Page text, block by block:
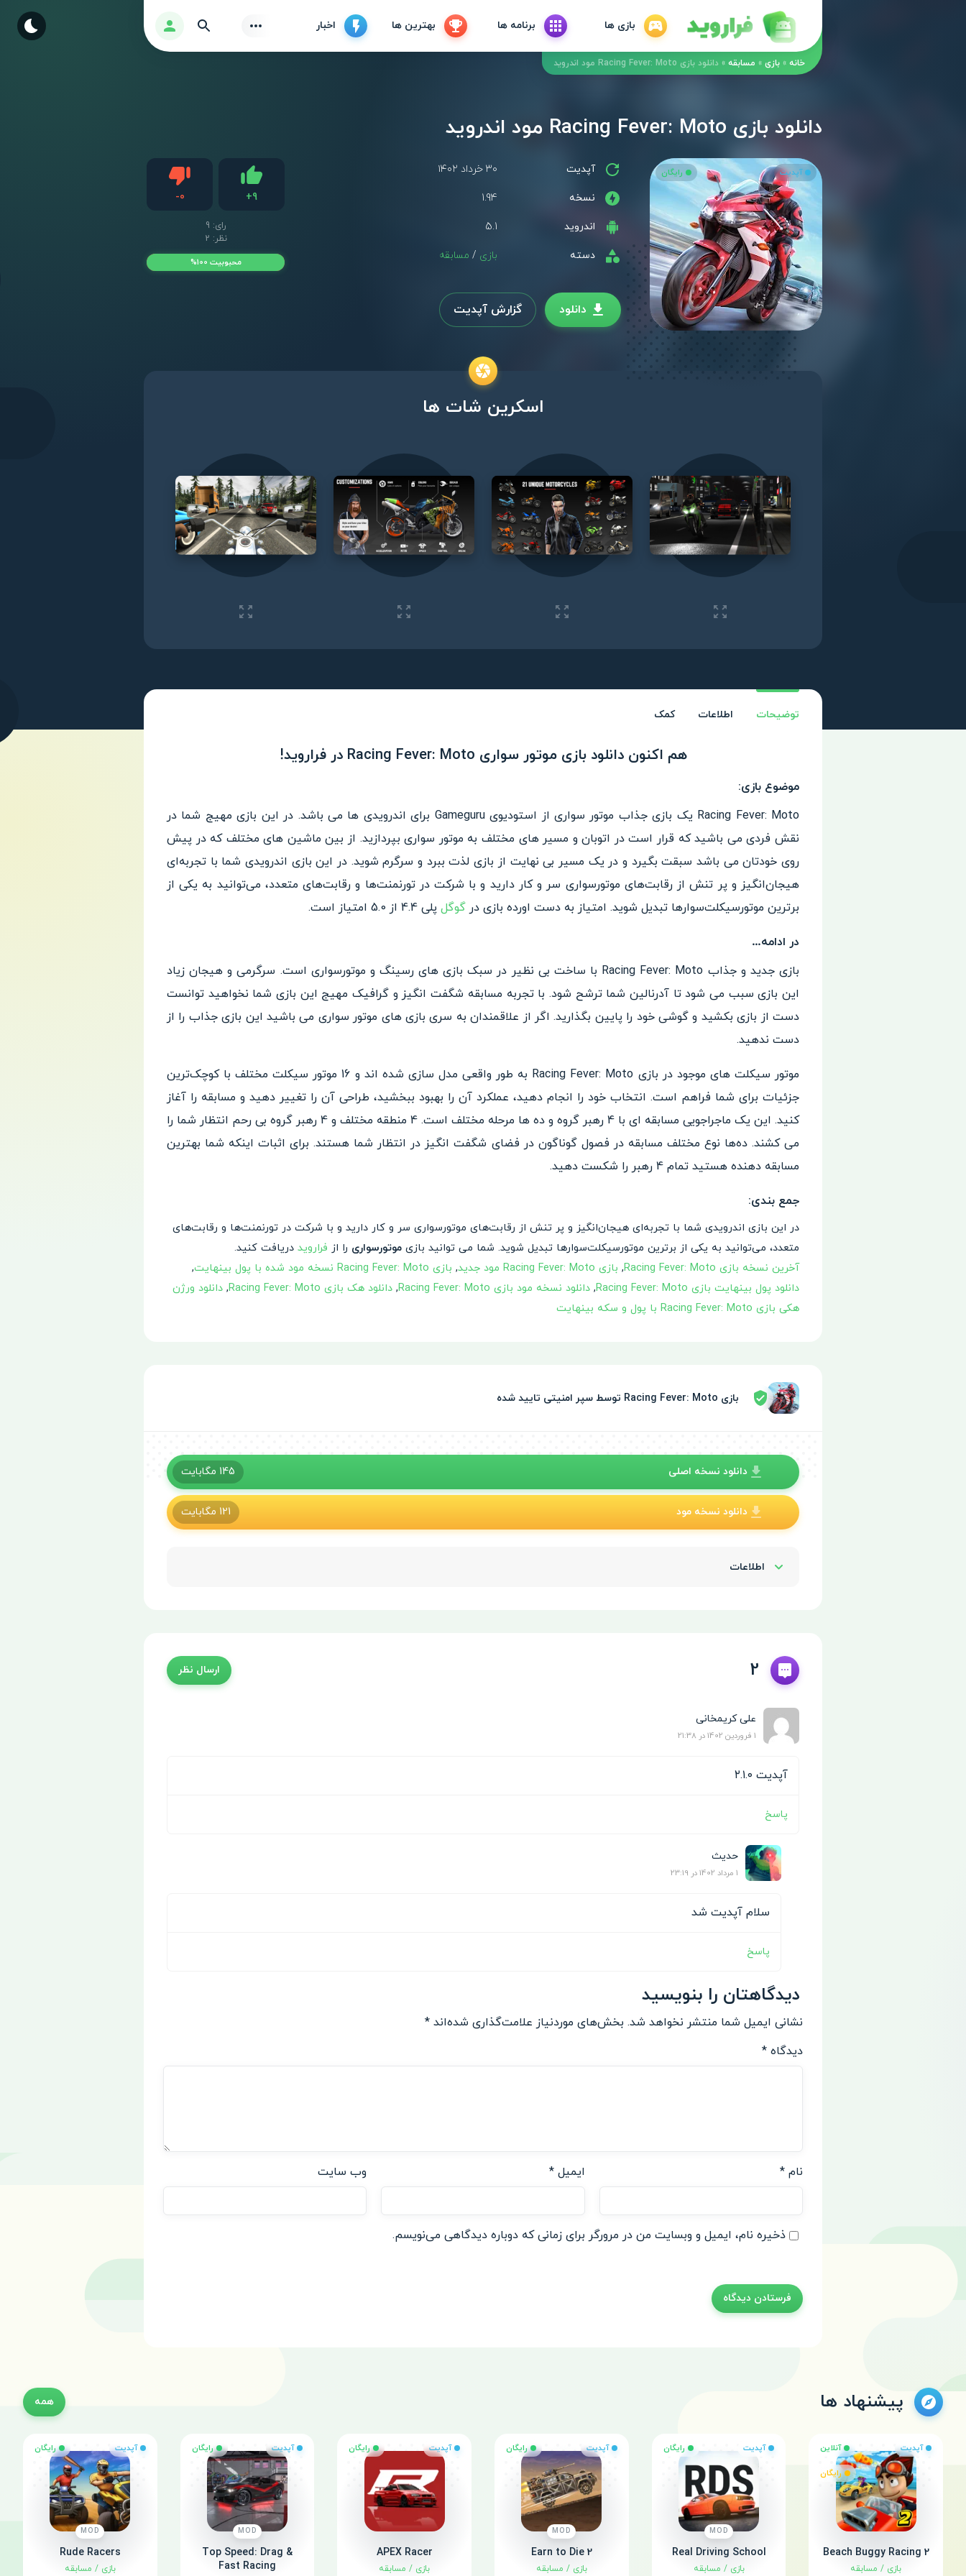
بازی ها برنامه ها بهترین ها اخبار ورود Find
خانه » بازی » مسابقه » دانلود بازی Racing Fever: Moto مود اندروید
دانلود بازی Racing Fever: Moto مود اندروید
آپدیت رایگان آپدیت ۳۰ خرداد ۱۴۰۲
نسخه 1.94
اندروید 5.1
دسته بازی / مسابقه
+9
لایک
-0دیس لایک
رای: 9
نظر: 2
محبوبیت 100%
دانلود گزارش آپدیت
اسکرین شات ها
توضیحات اطلاعات کمک
هم اکنون دانلود بازی موتور سواری Racing Fever: Moto در فراروید!
موضوع بازی:
Racing Fever: Moto یک بازی جذاب موتور سواری از استودیوی Gameguru برای اندرویدی ها می باشد. در این بازی مهیج شما در
نقش فردی می باشید که قرار است در اتوبان و مسیر های مختلف به موتور سواری بپردازید. از بین ماشین های مختلف که در پیش
روی خودتان می باشد سبقت بگیرد و در یک مسیر بی نهایت از بازی لذت ببرد و سرگرم شوید. در این بازی اندرویدی شما با تجربه‌ای
هیجان‌انگیز و پر تنش از رقابت‌های موتورسواری سر و کار دارید و با شرکت در تورنمنت‌ها و رقابت‌های متعدد، می‌توانید به یکی از
برترین موتورسیکلت‌سوارها تبدیل شوید. امتیاز به دست اورده بازی در گوگل پلی 4.4 از 5.0 امتیاز است.
در ادامه…
بازی جدید و جذاب Racing Fever: Moto با ساخت بی نظیر در سبک بازی های رسینگ و موتورسواری است. سرگرمی و هیجان زیاد
این بازی سبب می شود تا آدرنالین شما ترشح شود. با تجربه مسابقه شگفت انگیز و گرافیک مهیج این بازی شما نخواهید توانست
دست از بازی بکشید و گوشی خود را پایین بگذارید. اگر از علاقمندان به سری بازی های موتور سواری می باشید این بازی جذاب را از
دست ندهید.
موتور سیکلت های موجود در بازی Racing Fever: Moto به طور واقعی مدل سازی شده اند و 16 موتور سیکلت مختلف با کوچک‌ترین
جزئیات برای شما فراهم است. انتخاب خود را انجام دهید، عملکرد آن را بهبود ببخشید، طراحی آن را تغییر دهید و مسابقه را آغاز
کنید. این یک ماجراجویی مسابقه ای با 4 رهبر گروه و ده ها مرحله مختلف است. 4 منطقه مختلف و 4 رهبر گروه بی رحم انتظار شما را
می کشند. ده‌ها نوع مختلف مسابقه در فصول گوناگون در فضای شگفت انگیز در انتظار شما هستند. برای اثبات اینکه شما بهترین
مسابقه دهنده هستید تمام 4 رهبر را شکست دهید.
جمع بندی:
در این بازی اندرویدی شما با تجربه‌ای هیجان‌انگیز و پر تنش از رقابت‌های موتورسواری سر و کار دارید و با شرکت در تورنمنت‌ها و رقابت‌های
متعدد، می‌توانید به یکی از برترین موتورسیکلت‌سوارها تبدیل شوید. شما می توانید بازی موتورسواری را از فراروید دریافت کنید.
آخرین نسخه بازی Racing Fever: Moto
, بازی Racing Fever: Moto مود جدید , بازی Racing Fever: Moto نسخه مود شده با پول بینهایت
,
دانلود پول بینهایت بازی Racing Fever: Moto
, دانلود نسخه مود بازی Racing Fever: Moto , دانلود هک بازی Racing Fever: Moto , دانلود ورژن
هکی بازی Racing Fever: Moto با پول و سکه بینهایت
بازی Racing Fever: Moto توسط سپر امنیتی تایید شده
دانلود نسخه اصلی 145 مگابایت
دانلود نسخه مود 121 مگابایت
اطلاعات
2 ارسال نظر
علی کریمخانی
1 فروردین 1402 در 21:38
آپدیت ۲.۱.۰
پاسخ
حدیث
1 مرداد 1402 در 23:19
سلام آپدیت شد
پاسخ
دیدگاهتان را بنویسید
نشانی ایمیل شما منتشر نخواهد شد. بخش‌های موردنیاز علامت‌گذاری شده‌اند *
دیدگاه *
نام * ایمیل* وب‌ سایت
ذخیره نام، ایمیل و وبسایت من در مرورگر برای زمانی که دوباره دیدگاهی می‌نویسم.
پیشنهاد ها همه
آپدیت آنلاین
رایگان
Beach Buggy Racing 2
بازی / مسابقه
آپدیت رایگان
MOD
Real Driving School
بازی / مسابقه
آپدیت رایگان
MOD
Earn to Die 2
بازی / مسابقه
آپدیت رایگان
APEX Racer
بازی / مسابقه
آپدیت رایگان
MOD
Top Speed: Drag &
Fast Racing
آپدیت رایگان
MOD
Rude Racers
بازی / مسابقه